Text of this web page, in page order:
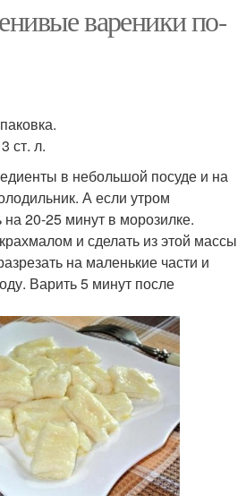
вареники по-
ст. л.
в небольшой посуде и на
А если утром
на 20-25 минут в морозилке.
и сделать из этой массы
на маленькие части и
Варить 5 минут после